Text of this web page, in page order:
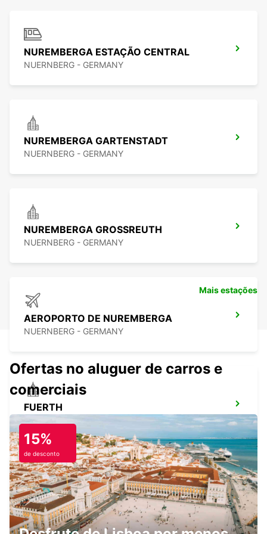
NUREMBERGA ESTAÇÃO CENTRAL
NUERNBERG - GERMANY
NUREMBERGA GARTENSTADT
NUERNBERG - GERMANY
NUREMBERGA GROSSREUTH
NUERNBERG - GERMANY
AEROPORTO DE NUREMBERGA
NUERNBERG - GERMANY
FUERTH
FUERTH - GERMANY
ERLANGEN
ERLANGEN - GERMANY
Mais estações
Ofertas no aluguer de carros e
comerciais
15%
de desconto